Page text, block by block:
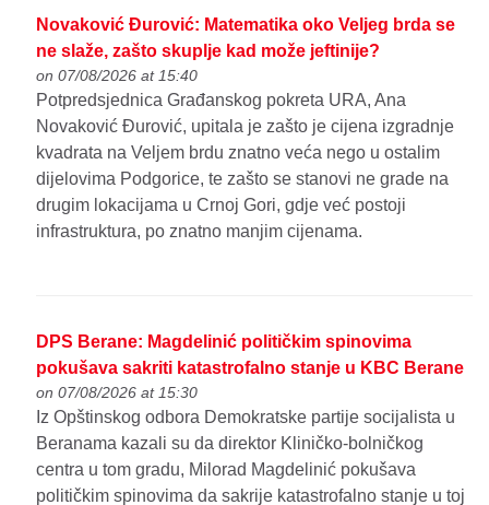
Novaković Đurović: Matematika oko Veljeg brda se
ne slaže, zašto skuplje kad može jeftinije?
on 07/08/2026 at 15:40
Potpredsjednica Građanskog pokreta URA, Ana
Novaković Đurović, upitala je zašto je cijena izgradnje
kvadrata na Veljem brdu znatno veća nego u ostalim
dijelovima Podgorice, te zašto se stanovi ne grade na
drugim lokacijama u Crnoj Gori, gdje već postoji
infrastruktura, po znatno manjim cijenama.
DPS Berane: Magdelinić političkim spinovima
pokušava sakriti katastrofalno stanje u KBC Berane
on 07/08/2026 at 15:30
Iz Opštinskog odbora Demokratske partije socijalista u
Beranama kazali su da direktor Kliničko-bolničkog
centra u tom gradu, Milorad Magdelinić pokušava
političkim spinovima da sakrije katastrofalno stanje u toj